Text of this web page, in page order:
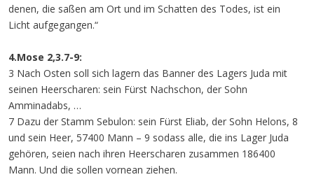
denen, die saßen am Ort und im Schatten des Todes, ist ein
Licht aufgegangen.“
4.Mose 2,3.7-9:
3 Nach Osten soll sich lagern das Banner des Lagers Juda mit
seinen Heerscharen: sein Fürst Nachschon, der Sohn
Amminadabs, …
7 Dazu der Stamm Sebulon: sein Fürst Eliab, der Sohn Helons, 8
und sein Heer, 57400 Mann – 9 sodass alle, die ins Lager Juda
gehören, seien nach ihren Heerscharen zusammen 186400
Mann. Und die sollen vornean ziehen.